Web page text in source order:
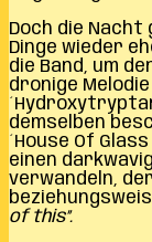
Doch die
Dinge wieder
die Band, um
dronige
demselben
´House Of
einen
verwandeln,
of this”.